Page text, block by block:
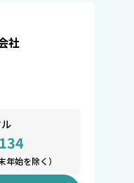
社
始を除く）